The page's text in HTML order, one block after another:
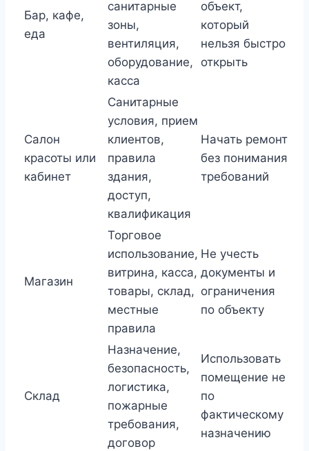
Бар, кафе,
еда
санитарные
зоны,
вентиляция,
оборудование,
касса
объект,
который
нельзя быстро
открыть
Салон
красоты или
кабинет
Санитарные
условия, прием
клиентов,
правила
здания,
доступ,
квалификация
Начать ремонт
без понимания
требований
Магазин
Торговое
использование,
витрина, касса,
товары, склад,
местные
правила
Не учесть
документы и
ограничения
по объекту
Склад
Назначение,
безопасность,
логистика,
пожарные
требования,
договор
Использовать
помещение не
по
фактическому
назначению